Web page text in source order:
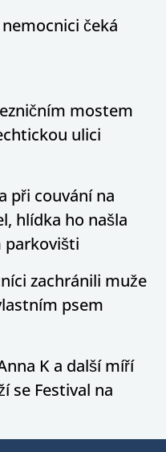
čeká
mostem
ulici
při couvání na
hlídka ho našla
parkovišti
zachránili muže
psem
K a další míří
se Festival na